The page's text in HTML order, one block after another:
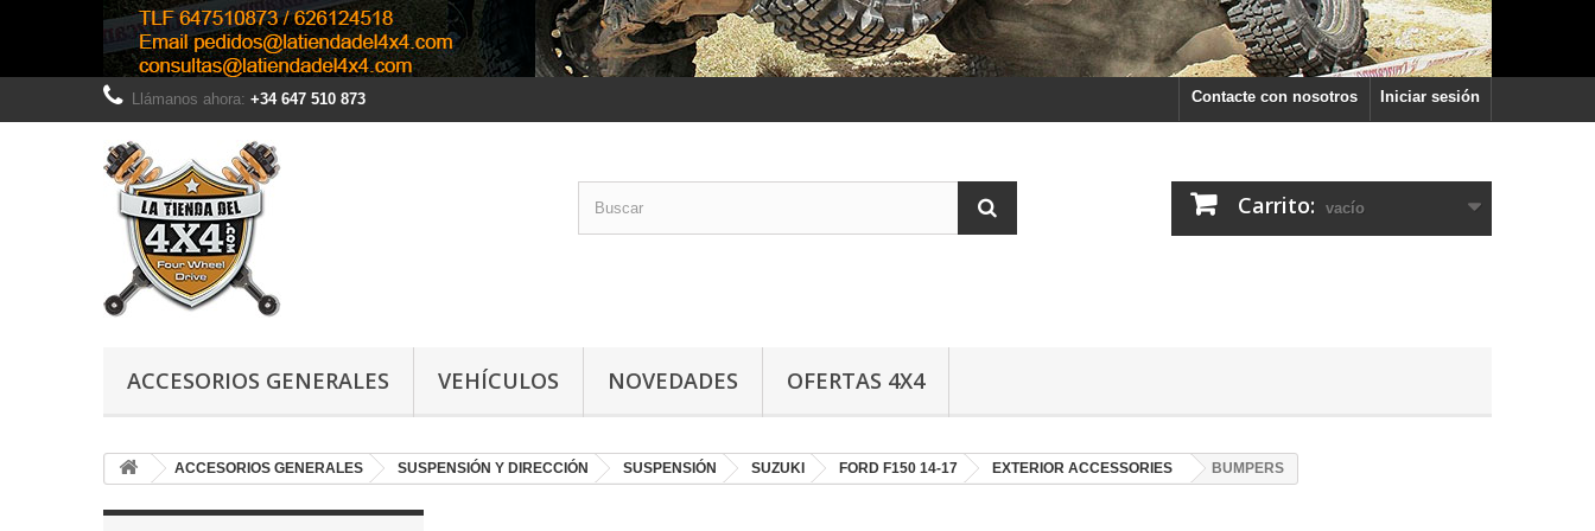
Iniciar sesión
Contacte con nosotros
Llámanos ahora: +34 647 510 873
Carrito: vacío
ACCESORIOS GENERALES VEHÍCULOS NOVEDADES OFERTAS 4X4
ACCESORIOS GENERALES SUSPENSIÓN Y DIRECCIÓN SUSPENSIÓN SUZUKI FORD F150 14-17 EXTERIOR ACCESSORIES BUMPERS